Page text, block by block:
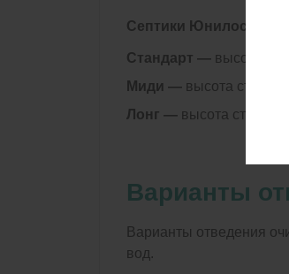
Септики Юнилос
Стандарт — высота
Миди — высота
Лонг — высота
Варианты
Варианты отведения
вод.